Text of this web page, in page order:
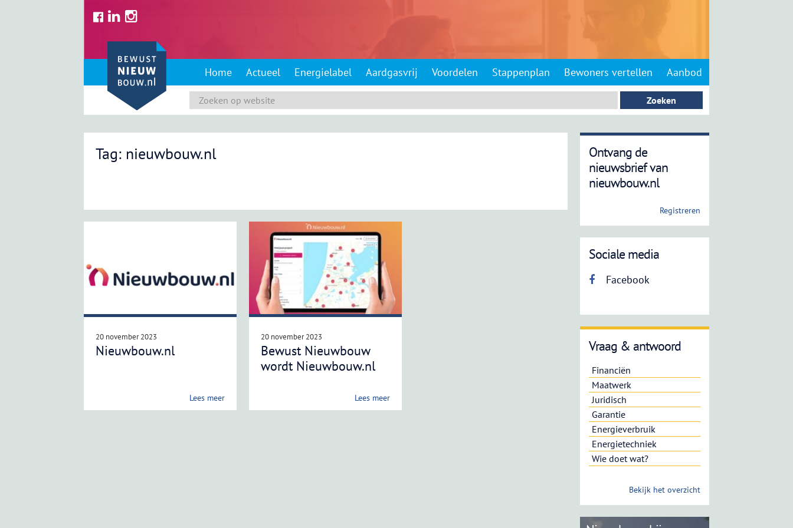
Home Actueel Energielabel Aardgasvrij Voordelen Stappenplan Bewoners vertellen Aanbod
Tag: nieuwbouw.nl
20 november 2023
Nieuwbouw.nl
Lees meer
20 november 2023
Bewust Nieuwbouw
wordt Nieuwbouw.nl
Lees meer
Ontvang de
nieuwsbrief van
nieuwbouw.nl
Registreren
Sociale media
Facebook
Vraag & antwoord
Financiën
Maatwerk
Juridisch
Garantie
Energieverbruik
Energietechniek
Wie doet wat?
Bekijk het overzicht